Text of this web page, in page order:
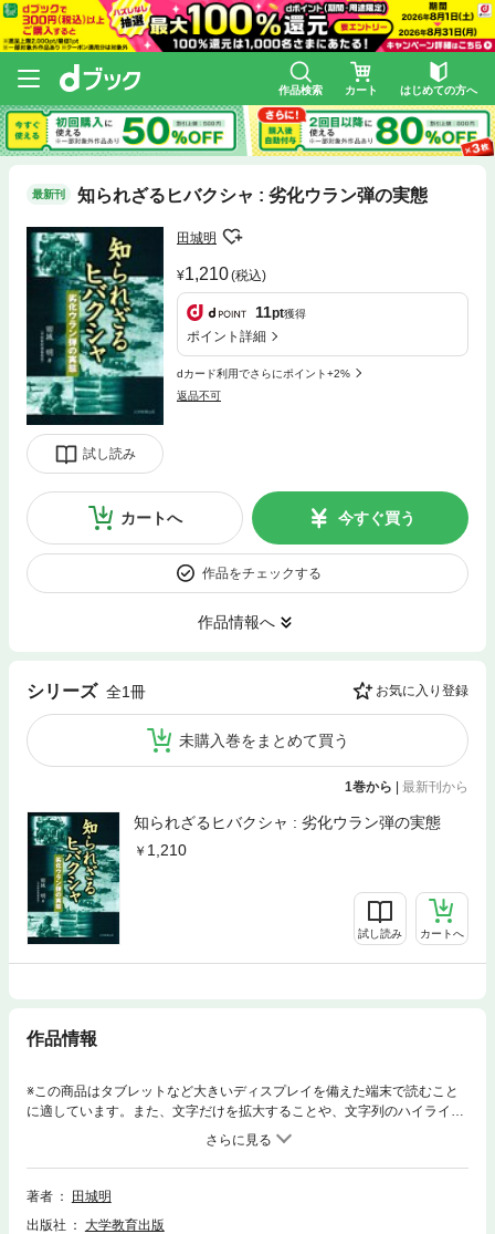
作品検索 カート はじめての方へ
最新刊 知られざるヒバクシャ : 劣化ウラン弾の実態
試し読み
田城明
1,210(税込)
11pt獲得
ポイント詳細
dカード利用でさらにポイント+2%
返品不可
カートへ 今すぐ買う
作品をチェックする
作品情報へ
シリーズ 全1冊 お気に入り登録
未購入巻をまとめて買う
1巻から | 最新刊から
知られざるヒバクシャ : 劣化ウラン弾の実態
1,210
試し読み カートへ
作品情報
※この商品はタブレットなど大きいディスプレイを備えた端末で読むこと
に適しています。また、文字だけを拡大することや、文字列のハイライ
ト、検索、辞書の参照、引用などの機能が使用できません。湾岸戦争（19
91年）で米英両国が実戦で初めて使用した放射能兵器の「劣化ウラン
弾」。本書は米英・イラクなどを訪ね、がんなどで苦しむ退役軍人や住民
らの深刻な実態をヒロシマ記者の目でとらえた迫真のルポルタージュであ
著者
田城明
出版社
大学教育出版